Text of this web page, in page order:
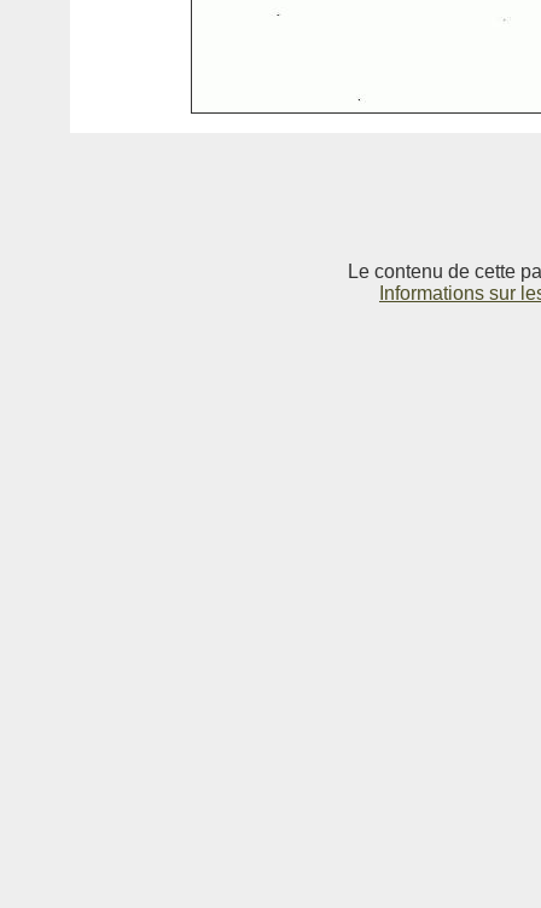
Le contenu de cette
Informations sur